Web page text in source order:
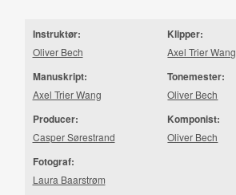
Instruktør:
Oliver Bech
Manuskript:
Axel Trier Wang
Producer:
Casper Sørestrand
Fotograf:
Laura Baarstrøm
Klipper:
Axel Trier Wang
Tonemester:
Oliver Bech
Komponist:
Oliver Bech